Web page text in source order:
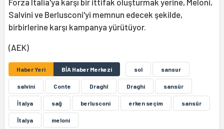
Forza Italia'ya karşı bir ittifak oluşturmak yerine, Meloni,
Salvini ve Berlusconi'yi memnun edecek şekilde,
birbirlerine karşı kampanya yürütüyor.
(AEK)
Haber Yeri BİA Haber Merkezi sol sansur
salvini Conte Draghî Draghi sansür
İtalya sağ berlusconi erken seçim sansûr
Îtalya meloni